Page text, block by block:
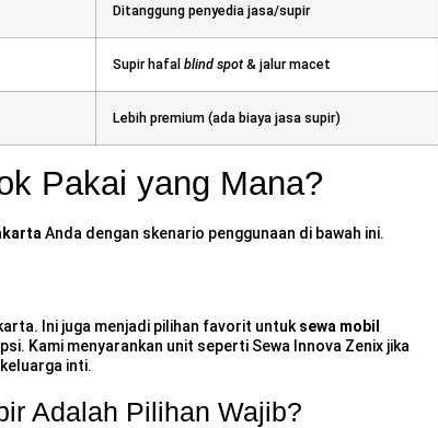
Ditanggung penyedia jasa/supir
Supir hafal blind spot& jalur macet
Lebih premium (ada biaya jasa supir)
Pakai yang Mana?
Anda dengan skenario penggunaan di bawah ini.
Ini juga menjadi pilihan favorit untuk sewa mobil
Kami menyarankan unit seperti Sewa Innova Zenix jika
inti.
Adalah Pilihan Wajib?